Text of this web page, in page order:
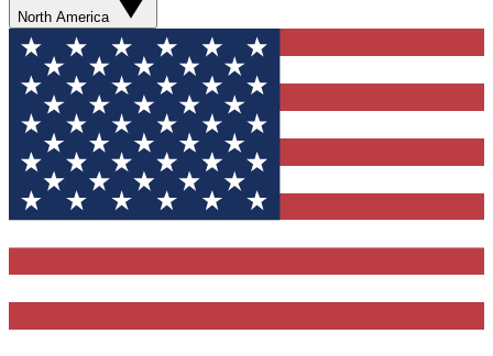
North America